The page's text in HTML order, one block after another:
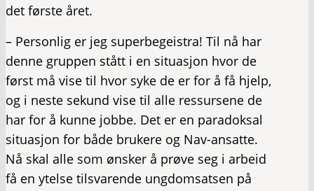
det første året.
– Personlig er jeg superbegeistra! Til nå har
denne gruppen stått i en situasjon hvor de
først må vise til hvor syke de er for å få hjelp,
og i neste sekund vise til alle ressursene de
har for å kunne jobbe. Det er en paradoksal
situasjon for både brukere og Nav-ansatte.
Nå skal alle som ønsker å prøve seg i arbeid
få en ytelse tilsvarende ungdomsatsen på